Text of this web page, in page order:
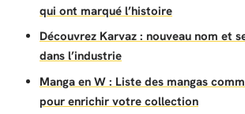
qui ont marqué l’histoire
Découvrez Karvaz : nouveau nom et
dans l’industrie
Manga en W : Liste des mangas
pour enrichir votre collection